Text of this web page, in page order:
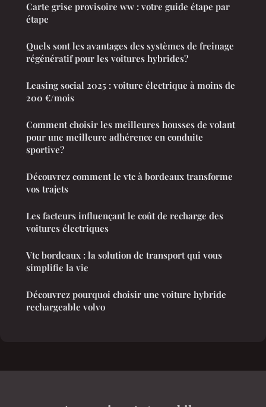
Carte grise provisoire ww : votre guide étape par
étape
Quels sont les avantages des systèmes de freinage
régénératif pour les voitures hybrides?
Leasing social 2025 : voiture électrique à moins de
200 €/mois
Comment choisir les meilleures housses de volant
pour une meilleure adhérence en conduite
sportive?
Découvrez comment le vtc à bordeaux transforme
vos trajets
Les facteurs influençant le coût de recharge des
voitures électriques
Vtc bordeaux : la solution de transport qui vous
simplifie la vie
Découvrez pourquoi choisir une voiture hybride
rechargeable volvo